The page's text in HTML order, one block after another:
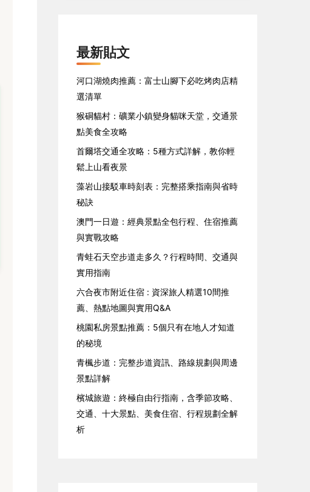
最新貼文
河口湖燒肉推薦：富士山腳下必吃烤肉店精
選清單
猴硐貓村：礦業小鎮變身貓咪天堂，交通景
點美食全攻略
首爾塔交通全攻略：5種方式詳解，教你輕
鬆上山看夜景
藻岩山接駁車時刻表：完整搭乘指南與省時
秘訣
澳門一日遊：經典景點全包行程、住宿推薦
與實戰攻略
青蛙石天空步道走多久？行程時間、交通與
實用指南
六合夜市附近住宿 : 資深旅人精選10間推
薦、熱點地圖與實用Q&A
桃園私房景點推薦：5個只有在地人才知道
的秘境
青楓步道：完整步道資訊、路線規劃與周邊
景點詳解
檳城旅遊：終極自由行指南，含季節攻略、
交通、十大景點、美食住宿、行程規劃全解
析